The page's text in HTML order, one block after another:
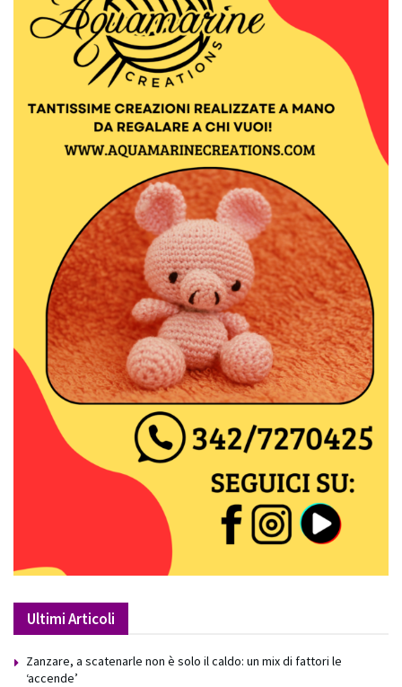
Ultimi Articoli
Zanzare, a scatenarle non è solo il caldo: un mix di fattori le
‘accende’